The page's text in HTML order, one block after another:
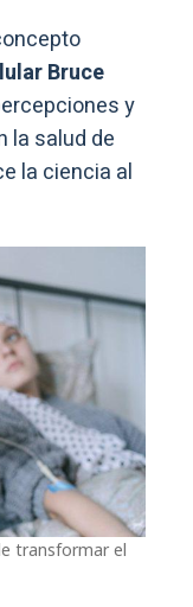
Bruce
y
la salud de
la ciencia al
transformar el